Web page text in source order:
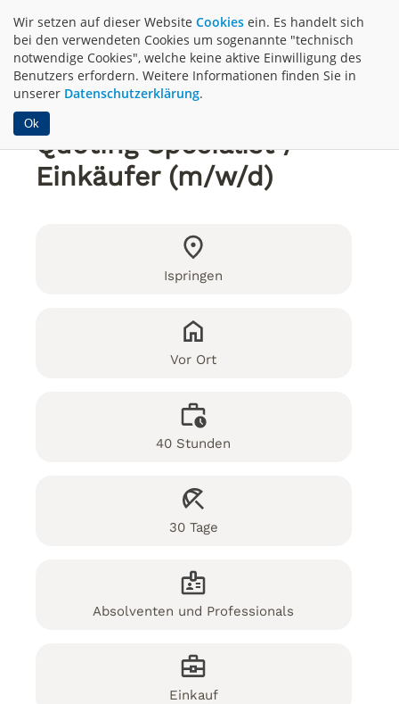
Wir setzen auf dieser Website Cookies ein. Es handelt sich
bei den verwendeten Cookies um sogenannte "technisch
notwendige Cookies", welche keine aktive Einwilligung des
Benutzers erfordern. Weitere Informationen finden Sie in
unserer Datenschutzerklärung.
Ok
Quoting Specialist /
Einkäufer (m/w/d)
Ispringen
Vor Ort
40 Stunden
30 Tage
Absolventen und Professionals
Einkauf